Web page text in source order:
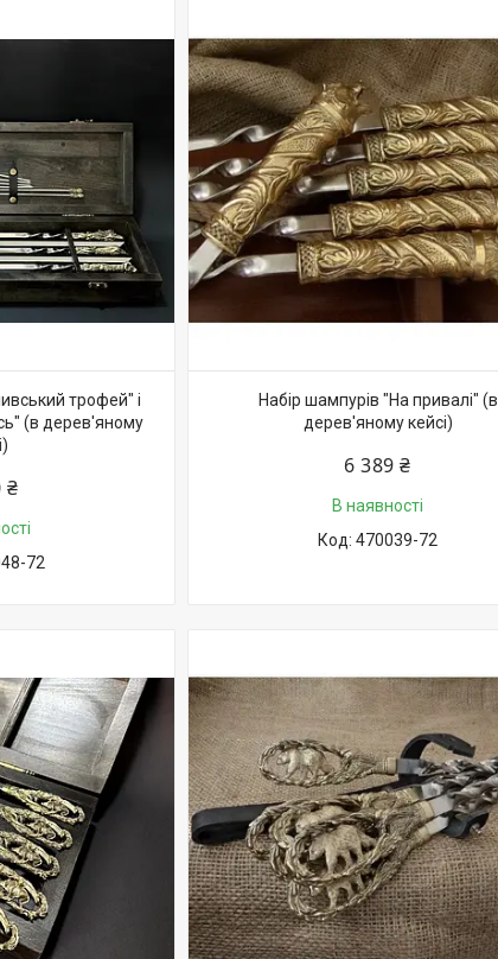
трофей" і
(в дерев'яному
₴
72
Набір шампурів "На привалі" (в
дерев'яному кейсі)
6 389 ₴
В наявності
470039-72